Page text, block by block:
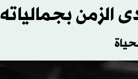
الزمن بجمالياته